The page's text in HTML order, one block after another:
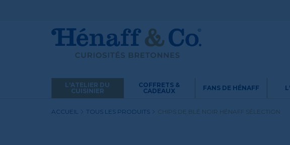
L'ATELIER DU
CUISINIER
COFFRETS &
CADEAUX
FANS DE HÉNAFF
ACCUEIL TOUS LES PRODUITS CHIPS DE BLÉ NOIR HÉNAFF SÉLECTION